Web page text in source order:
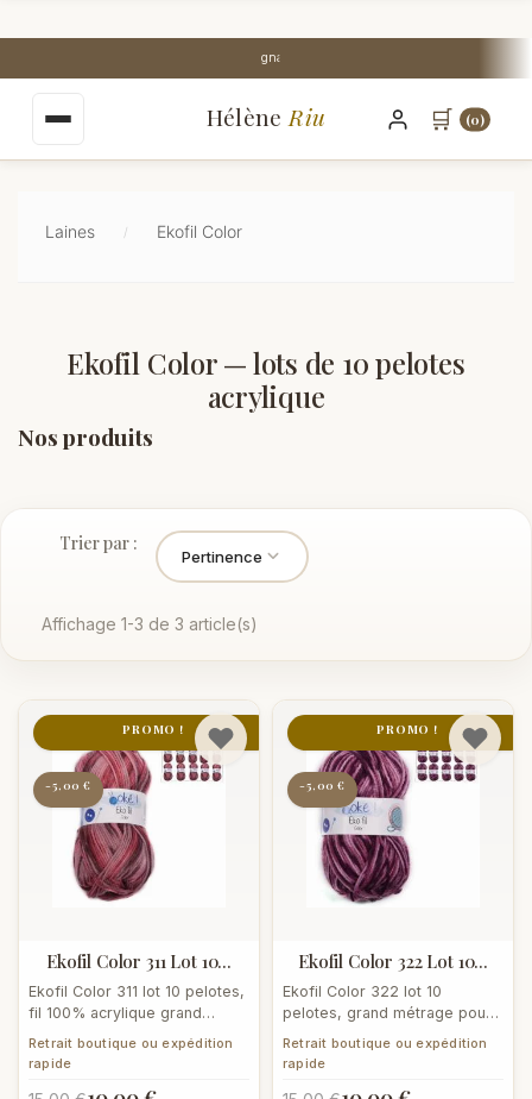
contenu
Stock Perpignan centre-ville
🛒 (0)
Hélène Riu
Laines Ekofil Color
Ekofil Color — lots de 10 pelotes
acrylique
Nos produits
Trier par :
Pertinence
Affichage 1-3 de 3 article(s)
Ekofil Color 311 Lot 10...
Ekofil Color 311 lot 10 pelotes,
fil 100% acrylique grand
projets...
Retrait boutique ou expédition
rapide
PROMO !
-5,00 €
Ekofil Color 322 Lot 10...
Ekofil Color 322 lot 10
pelotes, grand métrage pour
Retrait boutique ou expédition
rapide
PROMO !
-5,00 €